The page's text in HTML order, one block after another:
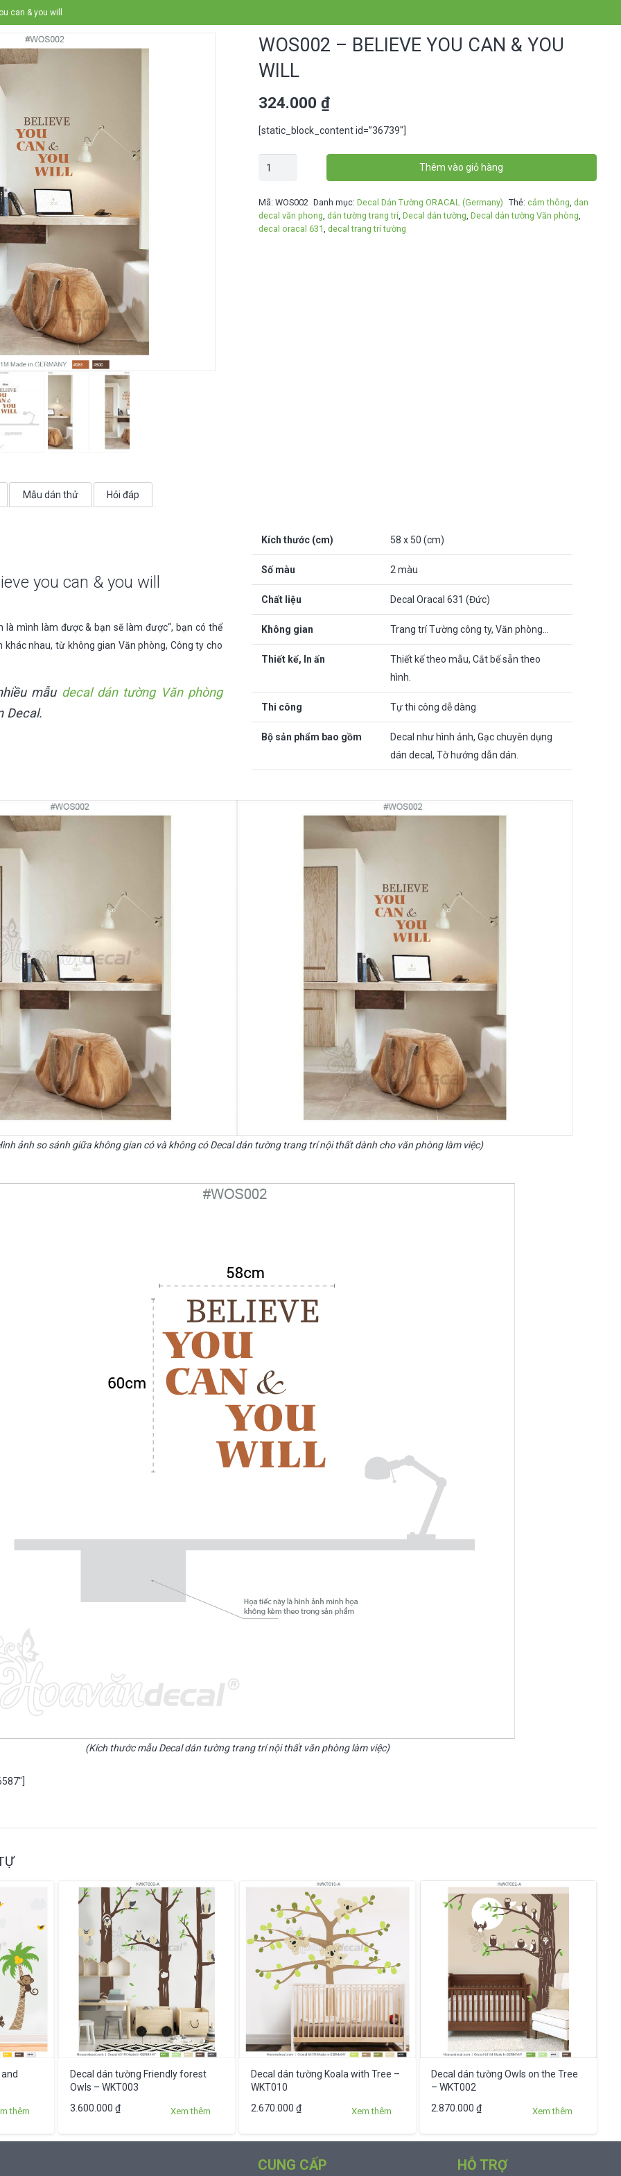
can & you will
WOS002 – BELIEVE YOU CAN & YOU
WILL
324.000₫
[static_block_content id=”36739″]
WOS002
Believe
you
can
Thêm vào giỏ hàng
Mã:WOS002 Danh mục:Decal Dán Tường ORACAL (Germany) Thẻ: cảm thông, dan
decal văn phong,dán tường trang trí,Decal dán tường,Decal dán tường Văn phòng,
decal oracal 631,decal trang trí tường
Mẫu dán thử Hỏi đáp
you can & you will
là mình làm được & bạn sẽ làm được“, bạn có thể
khác nhau, từ không gian Văn phòng, Công ty cho
mẫu decal dán tường Văn phòng
Decal.
Kích thước (cm) 58 x 50 (cm)
Số màu 2 màu
Chất liệu Decal Oracal 631 (Đức)
Không gian Trang trí Tường công ty, Văn phòng…
Thiết kế, In ấn
Thiết kế theo mẫu, Cắt bế sẵn theo
hình.
Thi công Tự thi công dễ dàng
Bộ sản phẩm bao gồm
Decal như hình ảnh, Gạc chuyên dụng
dán decal, Tờ hướng dẫn dán.
ảnh so sánh giữa không gian có và không có Decal dán tường trang trí nội thất dành cho văn phòng làm việc)
(Kích thước mẫu Decal dán tường trang trí nội thất văn phòng làm việc)
thêm
Sản
này
Decal dán tường Friendly forest
Owls – WKT003
3.600.000 ₫ Xem thêm
Sản
này
có
Decal dán tường Koala with Tree –
WKT010
2.670.000 ₫ Xem thêm
Sản
này
có
Decal dán tường Owls on the Tree
– WKT002
2.870.000₫ Xem thêm
CUNG CẤP HỖ TRỢ